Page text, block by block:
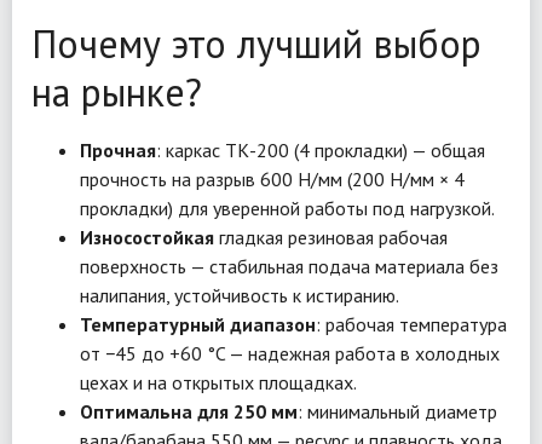
Почему это лучший выбор
на рынке?
Прочная: каркас ТК-200 (4 прокладки) — общая
прочность на разрыв 600 Н/мм (200 Н/мм × 4
прокладки) для уверенной работы под нагрузкой.
Износостойкая гладкая резиновая рабочая
поверхность — стабильная подача материала без
налипания, устойчивость к истиранию.
Температурный диапазон: рабочая температура
от −45 до +60 °C — надежная работа в холодных
цехах и на открытых площадках.
Оптимальна для 250 мм: минимальный диаметр